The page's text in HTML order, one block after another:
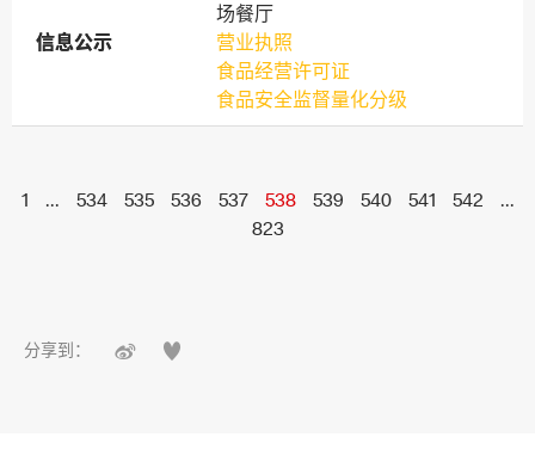
场餐厅
信息公示
信息公示
营业执照
食品经营许可证
食品安全监督量化分级
1 ... 534 535 536 537 538 539 540 541 542
...
823
分享到：  